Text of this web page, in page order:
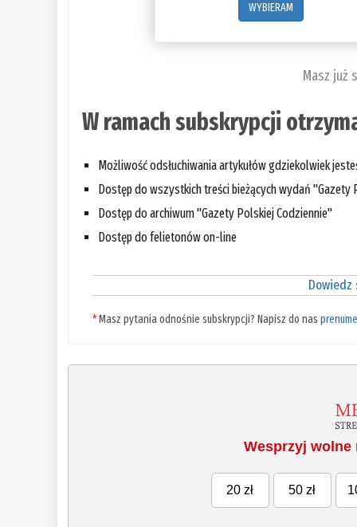
WYBIERAM
Masz już
W ramach subskrypcji
Możliwość odsłuchiwania artykułów gdziekolwiek
Dostęp do wszystkich treści bieżących wydań "Gazety
Dostęp do archiwum "Gazety Polskiej Codziennie"
Dostęp do felietonów on-line
Dowiedz
*Masz pytania odnośnie subskrypcji? Napisz do nas
Wesprzyj wolne
20 zł 50 zł